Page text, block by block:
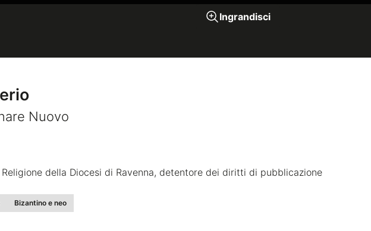
Ingrandisci
Nuovo
della Diocesi di Ravenna, detentore dei diritti di pubblicazione
Bizantino e neo